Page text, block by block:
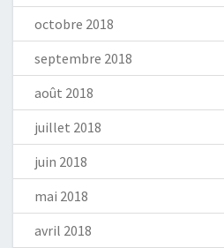
octobre 2018
septembre 2018
août 2018
juillet 2018
juin 2018
mai 2018
avril 2018